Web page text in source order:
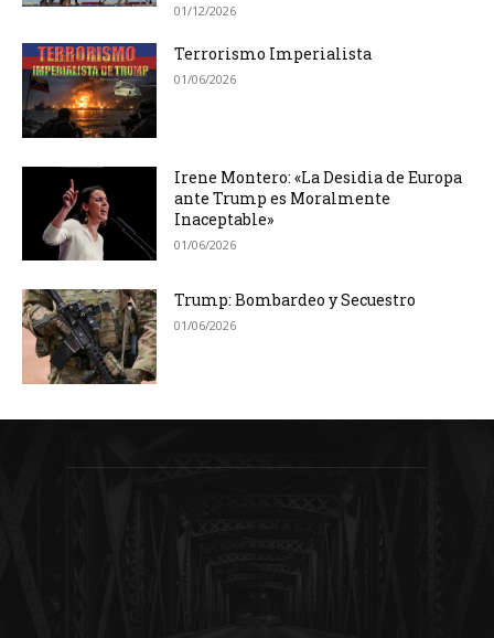
01/12/2026
Terrorismo Imperialista
01/06/2026
Irene Montero: «La Desidia de Europa
ante Trump es Moralmente
Inaceptable»
01/06/2026
Trump: Bombardeo y Secuestro
01/06/2026